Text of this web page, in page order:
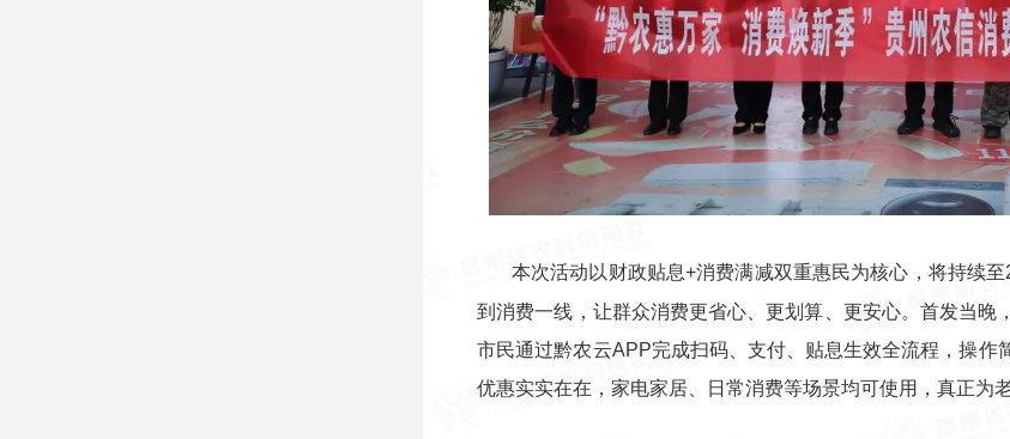
本次活动以财政贴息+消费满减双重惠民为核心，将持续
到消费一线，让群众消费更省心、更划算、更安心。首发当
市民通过黔农云APP完成扫码、支付、贴息生效全流程，操作
优惠实实在在，家电家居、日常消费等场景均可使用，真正为